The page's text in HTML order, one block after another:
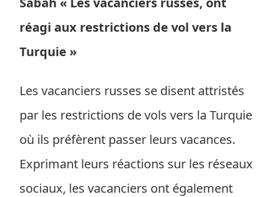
réagi aux restrictions de vol vers la
Turquie »
Les vacanciers russes se disent attristés
par les restrictions de vols vers la Turquie
où ils préfèrent passer leurs vacances.
Exprimant leurs réactions sur les réseaux
sociaux, les vacanciers ont également